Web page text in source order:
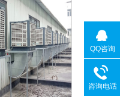
QQ咨询
咨询电话